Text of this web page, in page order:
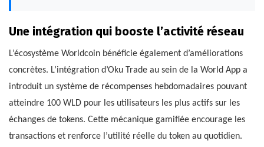
Une intégration qui booste l’activité réseau
L’écosystème Worldcoin bénéficie également d’améliorations
concrètes. L’intégration d’Oku Trade au sein de la World App a
introduit un système de récompenses hebdomadaires pouvant
atteindre 100 WLD pour les utilisateurs les plus actifs sur les
échanges de tokens. Cette mécanique gamifiée encourage les
transactions et renforce l’utilité réelle du token au quotidien.